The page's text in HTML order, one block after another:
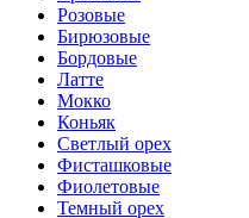
Розовые
Бирюзовые
Бордовые
Латте
Мокко
Коньяк
Светлый орех
Фисташковые
Фиолетовые
Темный орех